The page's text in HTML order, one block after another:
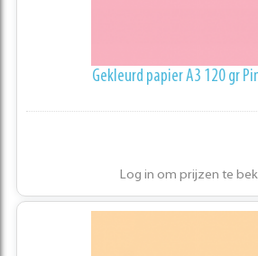
Gekleurd papier A3 120 gr
Log in om prijzen te